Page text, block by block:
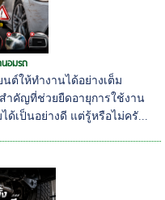
นอมรถ
ต์ให้ทำงานได้อย่างเต็ม
ำคัญที่ช่วยยืดอายุการใช้งาน
ด้เป็นอย่างดี แต่รู้หรือไม่ครั...